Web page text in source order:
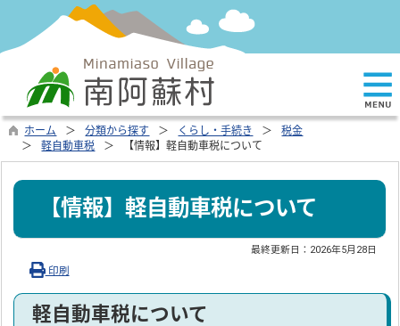
ホーム 分類から探す くらし・手続き
税金
軽自動車税
【情報】軽自動車税について
【情報】軽自動車税について
最終更新日： 2026年5月28日
印刷
軽自動車税について